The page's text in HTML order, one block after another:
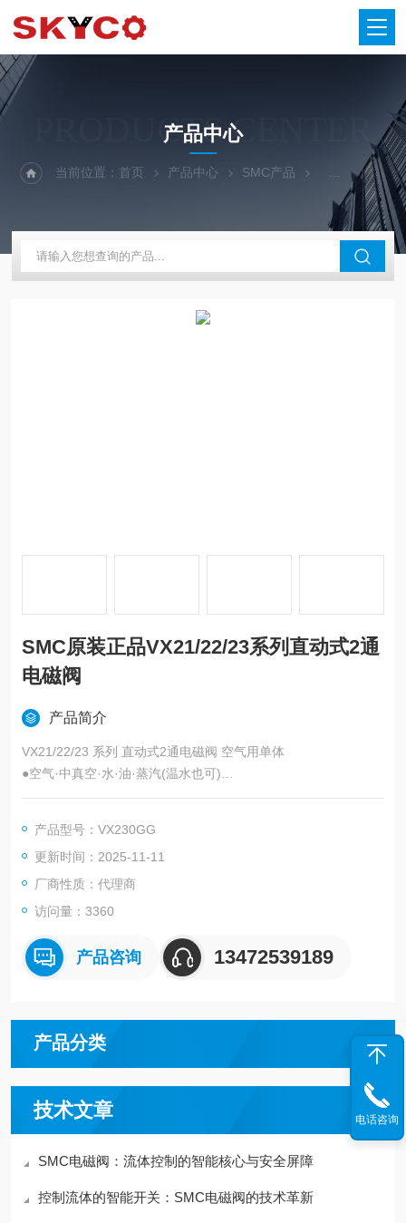
PRODUCTS CENTER
产品中心
当前位置：首页 产品中心 SMC产品 SMC电磁阀
SMC原装正品VX21/22/23系列直动式2通
电磁阀
产品简介
VX21/22/23 系列 直动式2通电磁阀 空气用单体
●空气·中真空·水·油·蒸汽(温水也可)
●流量上升20%※
●重量减轻30%※
●阀体材质：Al、树脂、C37、 SUS
●备有快换接头(树脂阀体)
※与原产品比较
产品型号：VX230GG
更新时间：2025-11-11
厂商性质：代理商
访问量：3360
产品咨询 13472539189
产品分类
技术文章
SMC电磁阀：流体控制的智能核心与安全屏障
控制流体的智能开关：SMC电磁阀的技术革新
电话咨询